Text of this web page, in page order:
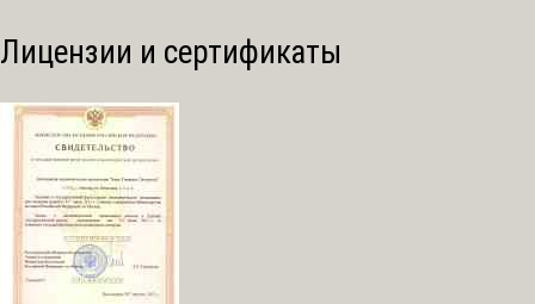
Лицензии и сертификаты